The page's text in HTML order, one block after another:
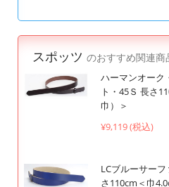
スポッツ のおすすめ関連商
ハーマンオーク
ト・45Ｓ 長さ
巾）＞
¥9,119 (税込)
LCブルーサー
さ110cm＜巾